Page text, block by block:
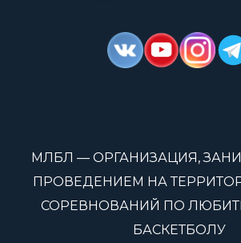
МЛБЛ — ОРГАНИЗАЦИЯ,
ПРОВЕДЕНИЕМ НА
СОРЕВНОВАНИЙ ПО
БАСКЕТБОЛУ